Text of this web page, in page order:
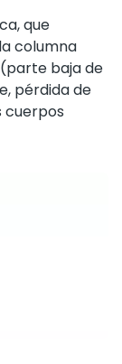
que
columna
baja de
pérdida de
cuerpos